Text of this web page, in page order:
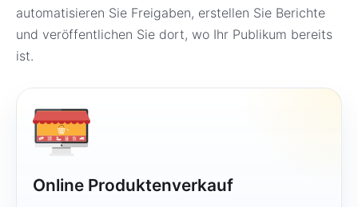
automatisieren Sie Freigaben, erstellen Sie Berichte
und veröffentlichen Sie dort, wo Ihr Publikum bereits
ist.
Online Produktenverkauf